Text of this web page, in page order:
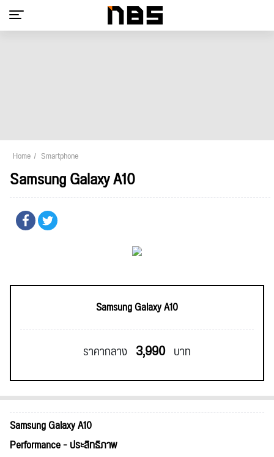
Home Smartphone
Samsung Galaxy A10
Samsung Galaxy A10
ราคากลาง 3,990 บาท
Samsung Galaxy A10
Performance - ประสิทธิภาพ